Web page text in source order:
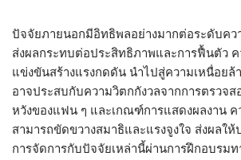
ปัจจัยภายนอกมีอิทธิพลอย่างมากต่อระดับคว
ส่งผลกระทบต่อประสิทธิภาพและการฟื้นตัว ค
แข่งขันสร้างแรงกดดัน นำไปสู่ความเหนื่อยล้
อาจประสบกับความวิตกกังวลจากการตรวจ
หวังของแฟน ๆ และเกณฑ์การแสดงผลงาน
สามารถขัดขวางสมาธิและแรงจูงใจ ส่งผลใ
การจัดการกับปัจจัยเหล่านี้ผ่านการฝึกอบรม